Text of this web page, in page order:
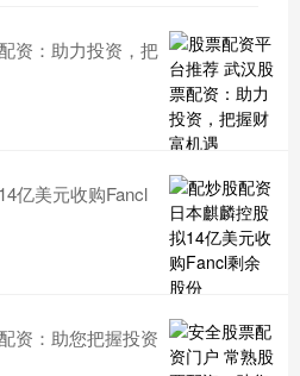
资：助力投资，把
亿美元收购Fancl
资：助您把握投资